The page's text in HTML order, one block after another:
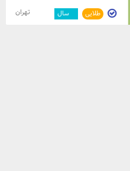
طلایی سال تهران